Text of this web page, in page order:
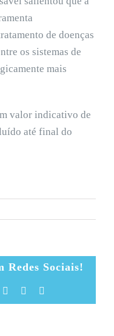
de doenças
os sistemas de
mais
valor indicativo de
até final do
Redes Sociais!
Pinterest